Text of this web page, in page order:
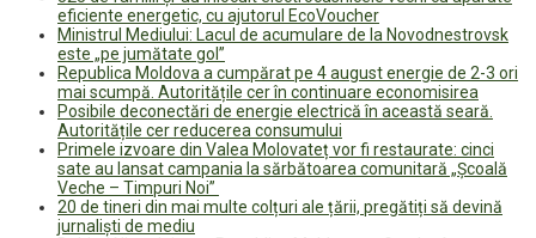
eficiente energetic, cu ajutorul EcoVoucher
Ministrul Mediului: Lacul de acumulare de la Novodnestrovsk
este „pe jumătate gol”
Republica Moldova a cumpărat pe 4 august energie de 2-3 ori
mai scumpă. Autoritățile cer în continuare economisirea
Posibile deconectări de energie electrică în această seară.
Autoritățile cer reducerea consumului
Primele izvoare din Valea Molovateț vor fi restaurate: cinci
sate au lansat campania la sărbătoarea comunitară „Școală
Veche – Timpuri Noi”
20 de tineri din mai multe colțuri ale țării, pregătiți să devină
jurnaliști de mediu